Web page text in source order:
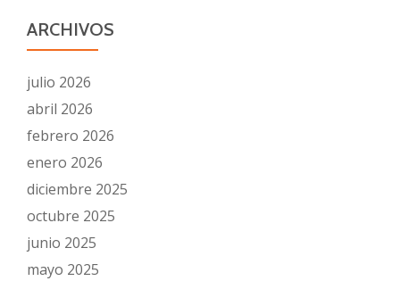
ARCHIVOS
julio 2026
abril 2026
febrero 2026
enero 2026
diciembre 2025
octubre 2025
junio 2025
mayo 2025